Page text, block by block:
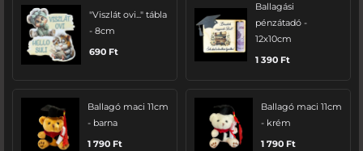
"Viszlát ovi..." tábla
- 8cm
690 Ft
Ballagási
pénzátadó -
12x10cm
1 390 Ft
Ballagó maci 11cm
- barna
1 790 Ft
Ballagó maci 11cm
- krém
1 790 Ft